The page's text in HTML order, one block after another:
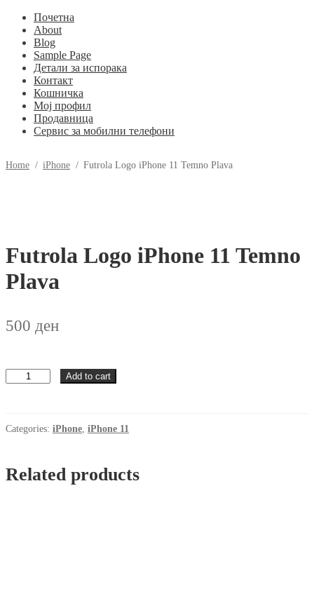
Почетна
About
Blog
Sample Page
Детали за испорака
Контакт
Кошничка
Мој профил
Продавница
Сервис за мобилни телефони
Home / iPhone / Futrola Logo iPhone 11 Temno Plava
Futrola Logo iPhone 11 Temno
Plava
500 ден
Futrola
Logo
Temno
Plava
Add to cart
Categories: iPhone iPhone 11
Related products